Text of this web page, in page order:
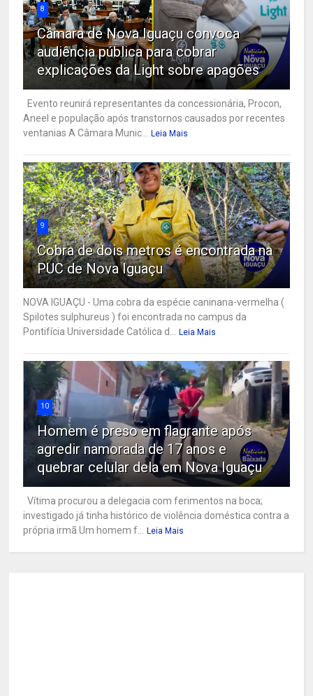
8
Câmara de Nova Iguaçu convoca
audiência pública para cobrar
explicações da Light sobre apagões
Evento reunirá representantes da concessionária, Procon,
Aneel e população após transtornos causados por recentes
ventanias A Câmara Munic... Leia Mais
9
Cobra de dois metros é encontrada na
PUC de Nova Iguaçu
NOVA IGUAÇU - Uma cobra da espécie caninana-vermelha (
Spilotes sulphureus ) foi encontrada no campus da
Pontifícia Universidade Católica d... Leia Mais
10
Homem é preso em flagrante após
agredir namorada de 17 anos e
quebrar celular dela em Nova Iguaçu
Vítima procurou a delegacia com ferimentos na boca;
investigado já tinha histórico de violência doméstica contra a
própria irmã Um homem f... Leia Mais